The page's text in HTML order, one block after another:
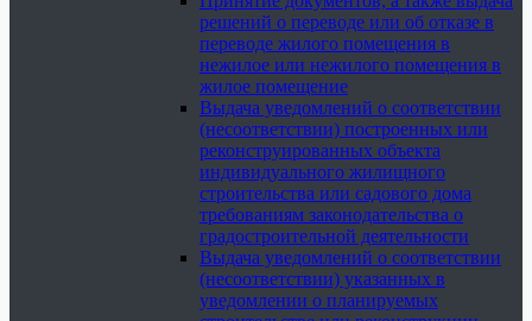
решений о переводе или об отказе в
переводе жилого помещения в
нежилое или нежилого помещения в
жилое помещение
Выдача уведомлений о соответствии
(несоответствии) построенных или
реконструированных объекта
индивидуального жилищного
строительства или садового дома
требованиям законодательства о
градостроительной деятельности
Выдача уведомлений о соответствии
(несоответствии) указанных в
уведомлении о планируемых